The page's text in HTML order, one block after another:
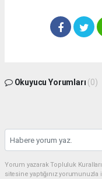
Okuyucu Yorumları (0)
Yorum yazarak Topluluk
sitesine yaptığınız